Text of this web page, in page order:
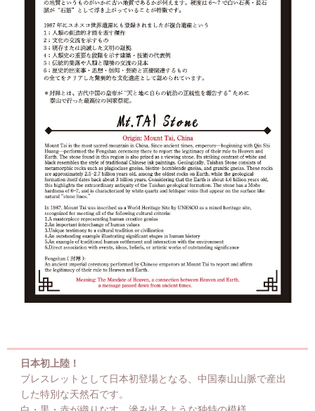
日本初上陸！
ブレスレットとして日本初登場となる、中国泰山山脈で産出
した特別な天然石です。